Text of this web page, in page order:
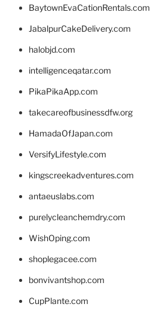
BaytownEvaCationRentals.com
JabalpurCakeDelivery.com
halobjd.com
intelligenceqatar.com
PikaPikaApp.com
takecareofbusinessdfw.org
HamadaOfJapan.com
VersifyLifestyle.com
kingscreekadventures.com
antaeuslabs.com
purelycleanchemdry.com
WishOping.com
shoplegacee.com
bonvivantshop.com
CupPlante.com